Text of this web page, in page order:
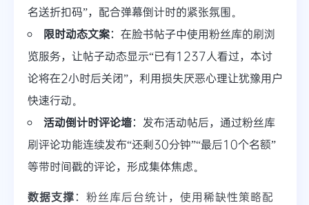
名送折扣码”，配合弹幕倒计时的紧张氛围。
限时动态文案：在脸书帖子中使用粉丝库的刷浏
览服务，让帖子动态显示“已有1237人看过，本讨
论将在2小时后关闭”，利用损失厌恶心理让犹豫用户
快速行动。
活动倒计时评论墙：发布活动帖后，通过粉丝库
刷评论功能连续发布“还剩30分钟”“最后10个名额”
等带时间戳的评论，形成集体焦虑。
数据支撑：粉丝库后台统计，使用稀缺性策略配